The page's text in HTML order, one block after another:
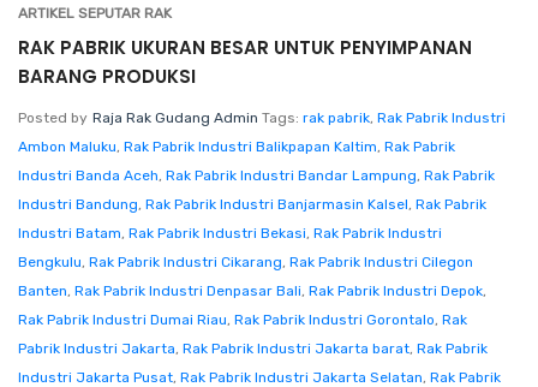
ARTIKEL SEPUTAR RAK
RAK PABRIK UKURAN BESAR UNTUK PENYIMPANAN
BARANG PRODUKSI
Posted by Raja Rak Gudang Admin Tags: rak pabrik, Rak Pabrik Industri
Ambon Maluku, Rak Pabrik Industri Balikpapan Kaltim, Rak Pabrik
Industri Banda Aceh, Rak Pabrik Industri Bandar Lampung, Rak Pabrik
Industri Bandung, Rak Pabrik Industri Banjarmasin Kalsel, Rak Pabrik
Industri Batam, Rak Pabrik Industri Bekasi, Rak Pabrik Industri
Bengkulu, Rak Pabrik Industri Cikarang, Rak Pabrik Industri Cilegon
Banten, Rak Pabrik Industri Denpasar Bali, Rak Pabrik Industri Depok,
Rak Pabrik Industri Dumai Riau, Rak Pabrik Industri Gorontalo, Rak
Pabrik Industri Jakarta, Rak Pabrik Industri Jakarta barat, Rak Pabrik
Industri Jakarta Pusat, Rak Pabrik Industri Jakarta Selatan, Rak Pabrik